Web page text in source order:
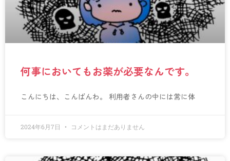
何事においてもお薬が必要なんです。
こんにちは、こんばんわ。 利用者さんの中には常に体
2024年6月7日 コメントはまだありません